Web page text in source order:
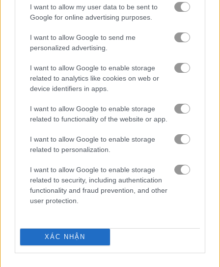
I want to allow my user data to be sent to
Google for online advertising purposes.
I want to allow Google to send me
personalized advertising.
I want to allow Google to enable storage
related to analytics like cookies on web or
device identifiers in apps.
I want to allow Google to enable storage
related to functionality of the website or app.
I want to allow Google to enable storage
related to personalization.
I want to allow Google to enable storage
related to security, including authentication
functionality and fraud prevention, and other
user protection.
XÁC NHẬN
xe buýt
ô tô
drift
xe tải quái vật
tàu hỏa
phí
xe
challenge